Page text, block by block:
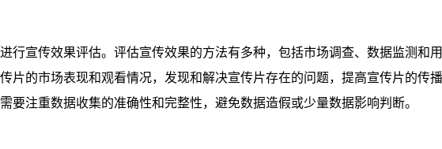
行宣传效果评估。评估宣传效果的方法有多种，包括市场调查、数据监测和用
片的市场表现和观看情况，发现和解决宣传片存在的问题，提高宣传片的传播
要注重数据收集的准确性和完整性，避免数据造假或少量数据影响判断。